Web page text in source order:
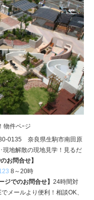
物件ペｰジ
0135 奈良県生駒市南田原
現地解散の現地見学！見るだ
お問合せ】
8～20時
ジでのお問合せ】 24時間対
メールより便利！相談OK、